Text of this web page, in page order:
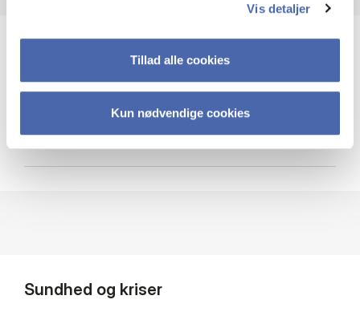
Vis detaljer
Tillad alle cookies
Kun nødvendige cookies
Cybersikkerhed
Sundhed og kriser